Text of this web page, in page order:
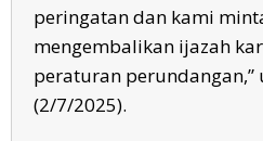
peringatan dan kami
mengembalikan ijazah
peraturan perundangan,”
(2/7/2025).